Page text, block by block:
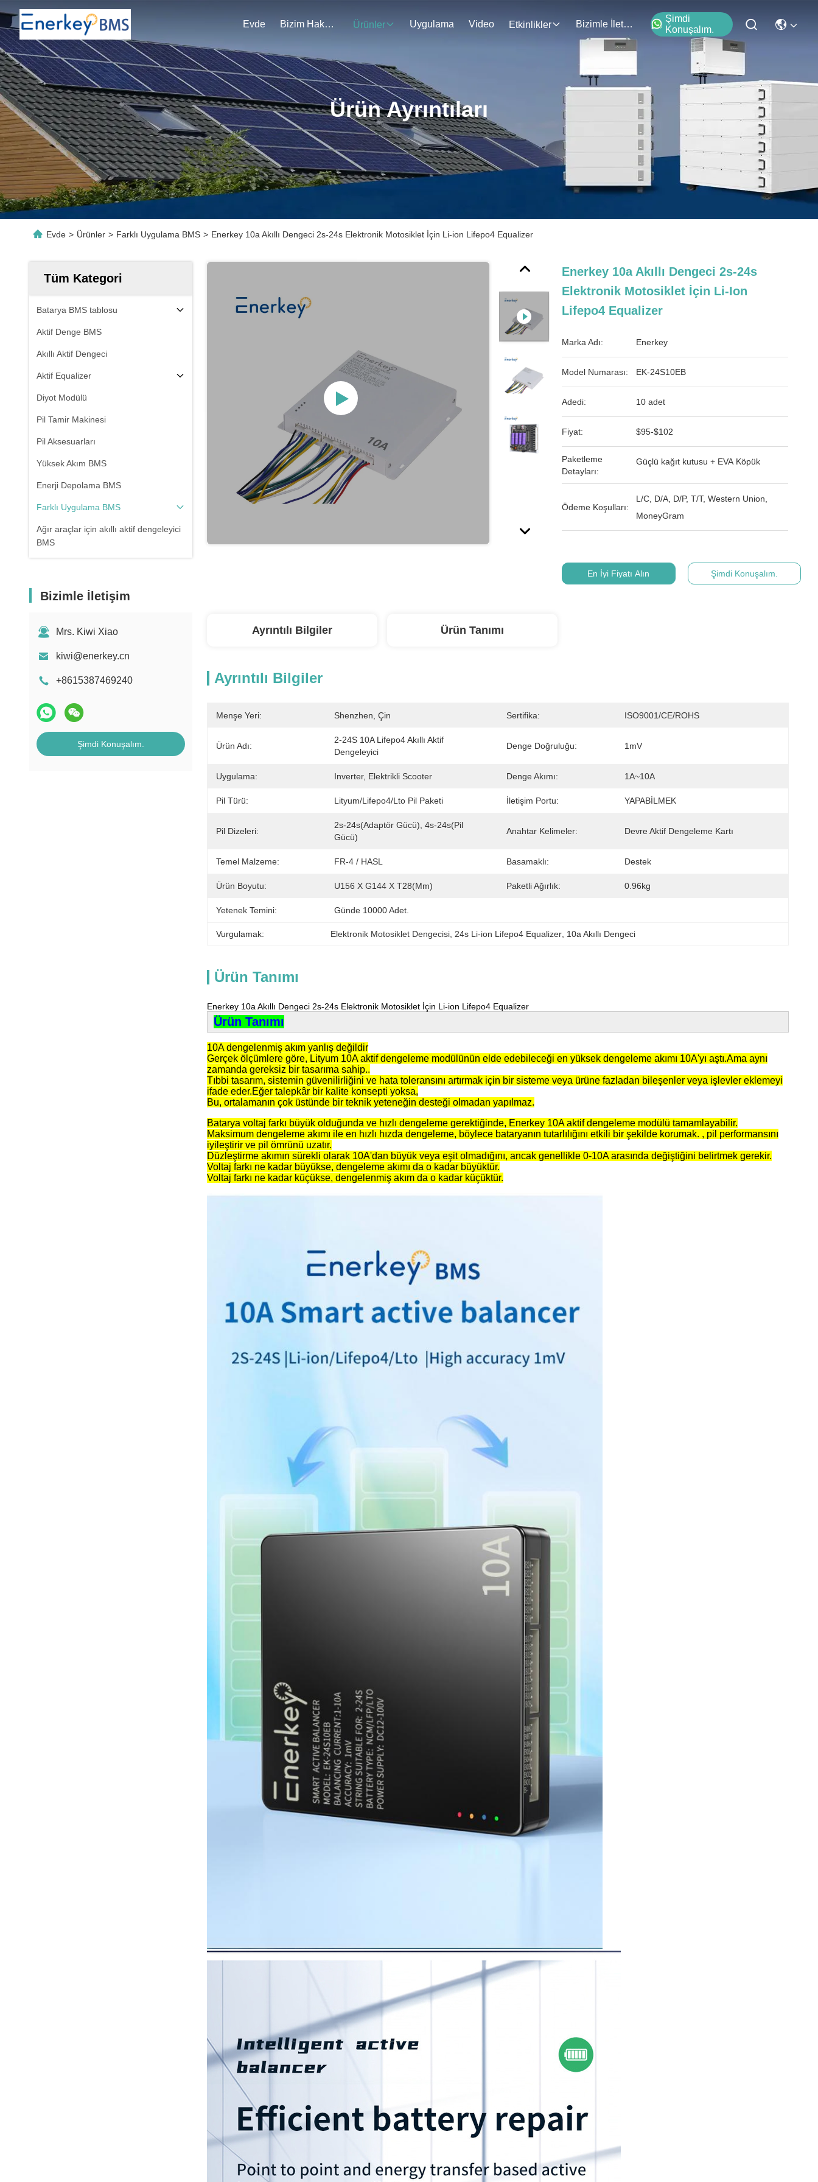
Evde Bizim Hakkımızda Ürünler Uygulama Video Etkinlikler Bizimle İletişim
Şimdi
Konuşalım.
Ürün Ayrıntıları
Evde > Ürünler > Farklı Uygulama BMS > Enerkey 10a Akıllı Dengeci 2s-24s Elektronik Motosiklet İçin Li-ion Lifepo4 Equalizer
Tüm Kategori
Batarya BMS tablosu
Aktif Denge BMS
Akıllı Aktif Dengeci
Aktif Equalizer
Diyot Modülü
Pil Tamir Makinesi
Pil Aksesuarları
Yüksek Akım BMS
Enerji Depolama BMS
Farklı Uygulama BMS
Ağır araçlar için akıllı aktif dengeleyici
BMS
Bizimle İletişim
Mrs. Kiwi Xiao
kiwi@enerkey.cn
+8615387469240
Şimdi Konuşalım.
Enerkey 10a Akıllı Dengeci 2s-24s
Elektronik Motosiklet İçin Li-Ion
Lifepo4 Equalizer
Marka Adı: Enerkey
Model Numarası: EK-24S10EB
Adedi: 10 adet
Fiyat: $95-$102
Paketleme
Detayları:
Güçlü kağıt kutusu + EVA Köpük
Ödeme Koşulları:
L/C, D/A, D/P, T/T, Western Union,
MoneyGram
En İyi Fiyatı Alın Şimdi Konuşalım.
Ayrıntılı Bilgiler Ürün Tanımı
Ayrıntılı Bilgiler
Menşe Yeri: Shenzhen, Çin Sertifika: ISO9001/CE/ROHS
Ürün Adı:
2-24S 10A Lifepo4 Akıllı Aktif
Dengeleyici
Denge Doğruluğu: 1mV
Uygulama: Inverter, Elektrikli Scooter Denge Akımı: 1A~10A
Pil Türü: Lityum/Lifepo4/Lto Pil Paketi İletişim Portu: YAPABİLMEK
Pil Dizeleri:
2s-24s(Adaptör Gücü), 4s-24s(Pil
Gücü)
Anahtar Kelimeler: Devre Aktif Dengeleme Kartı
Temel Malzeme: FR-4 / HASL Basamaklı: Destek
Ürün Boyutu: U156 X G144 X T28(mm) Paketli Ağırlık: 0.96kg
Yetenek Temini: Günde 10000 Adet.
Vurgulamak: Elektronik Motosiklet Dengecisi 24s Li-ion Lifepo4 Equalizer 10a Akıllı Dengeci
Ürün Tanımı
Enerkey 10a Akıllı Dengeci 2s-24s Elektronik Motosiklet İçin Li-ion Lifepo4 Equalizer
Ürün Tanımı
10A dengelenmiş akım yanlış değildir
Gerçek ölçümlere göre, Lityum 10A aktif dengeleme modülünün elde edebileceği en yüksek dengeleme akımı 10A'yı aştı.Ama aynı
zamanda gereksiz bir tasarıma sahip..
Tıbbi tasarım, sistemin güvenilirliğini ve hata toleransını artırmak için bir sisteme veya ürüne fazladan bileşenler veya işlevler eklemeyi
ifade eder.Eğer talepkâr bir kalite konsepti yoksa,
Bu, ortalamanın çok üstünde bir teknik yeteneğin desteği olmadan yapılmaz.
Batarya voltaj farkı büyük olduğunda ve hızlı dengeleme gerektiğinde, Enerkey 10A aktif dengeleme modülü tamamlayabilir.
Maksimum dengeleme akımı ile en hızlı hızda dengeleme, böylece bataryanın tutarlılığını etkili bir şekilde korumak. , pil performansını
iyileştirir ve pil ömrünü uzatır.
Düzleştirme akımın sürekli olarak 10A'dan büyük veya eşit olmadığını, ancak genellikle 0-10A arasında değiştiğini belirtmek gerekir.
Voltaj farkı ne kadar büyükse, dengeleme akımı da o kadar büyüktür.
Voltaj farkı ne kadar küçükse, dengelenmiş akım da o kadar küçüktür.